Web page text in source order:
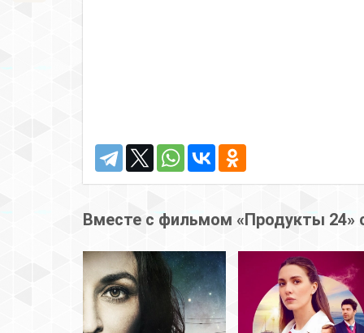
Вместе с фильмом «Продукты 24»